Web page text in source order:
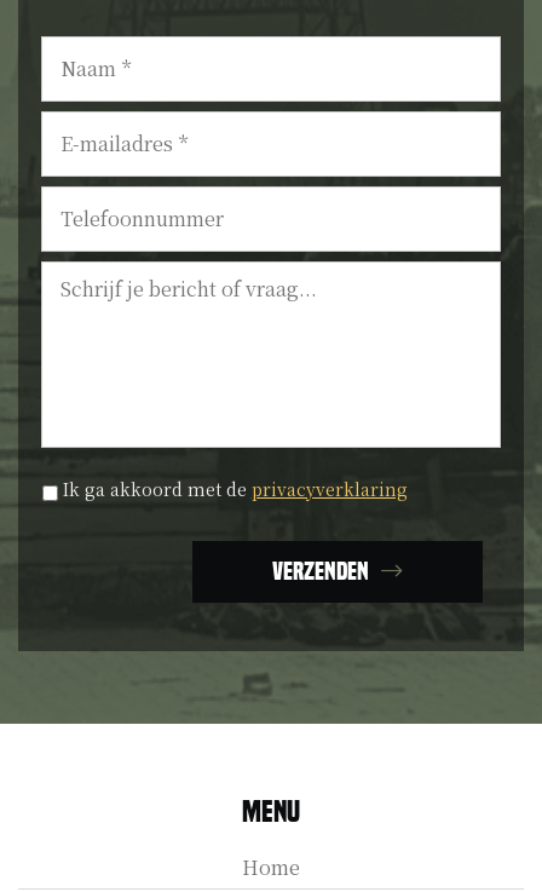
mailadres *
Privacyverklaring *
Ik ga akkoord met de privacyverklaring
Verzenden
Menu
Home